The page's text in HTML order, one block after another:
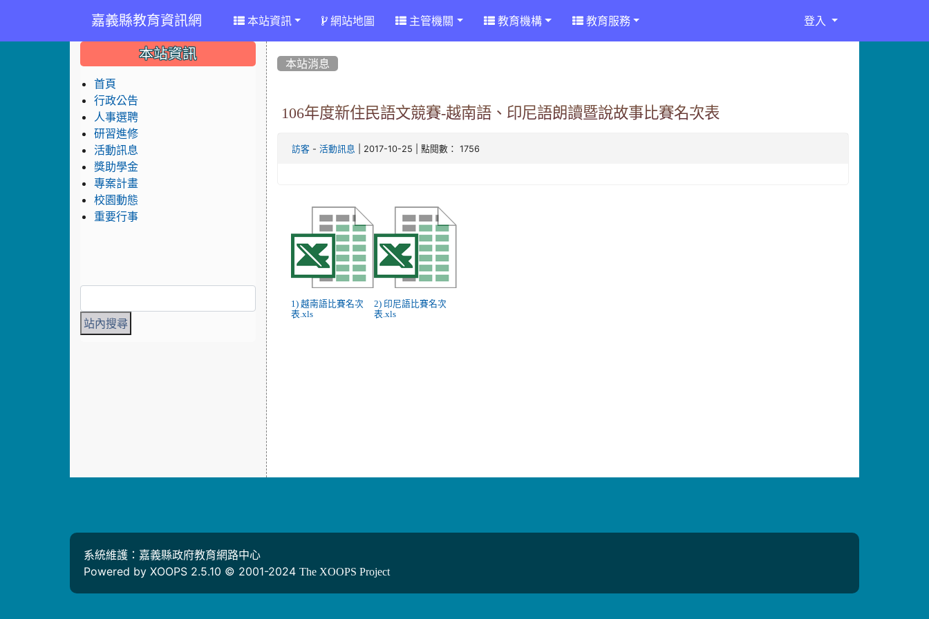
嘉義縣教育資訊網 本站資訊 網站地圖 主管機關 教育機構 教育服務 登入
本站消息
106年度新住民語文競賽-越南語、印尼語朗讀暨說故事比賽名次表
訪客 -活動訊息 | 2017-10-25 | 點閱數： 1756
1) 越南語比賽名次
表.xls
2) 印尼語比賽名次
表.xls
::: 本站資訊
首頁
行政公告
人事選聘
研習進修
活動訊息
獎助學金
專案計畫
校園動態
重要行事
系統維護：嘉義縣政府教育網路中心
Powered by XOOPS 2.5.10 © 2001-2024 The XOOPS Project